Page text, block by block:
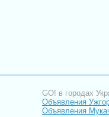
GO! в городах
Объявления
Объявления